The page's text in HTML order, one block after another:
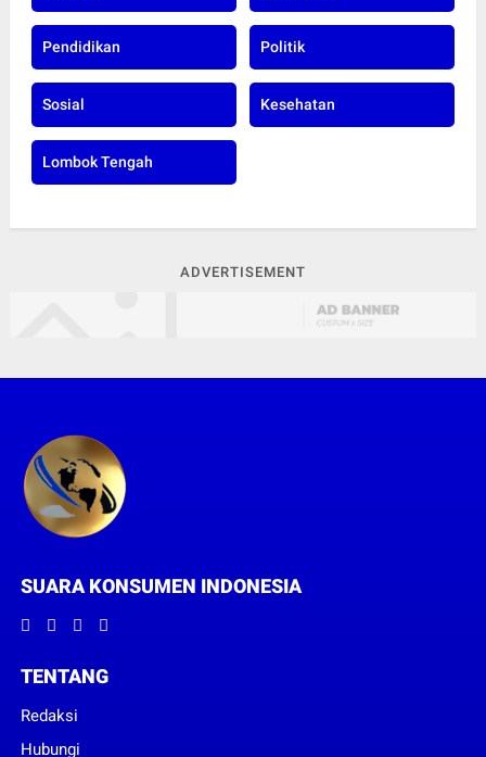
Pendidikan Politik
Sosial Kesehatan
Lombok Tengah
ADVERTISEMENT
SUARA KONSUMEN INDONESIA
TENTANG
Redaksi
Hubungi